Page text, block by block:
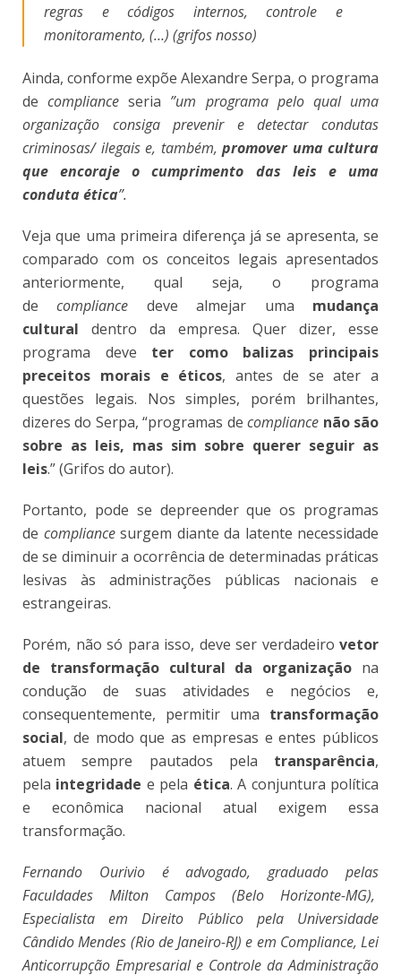
regras e códigos internos, controle e
monitoramento, (…) (grifos nosso)
Ainda, conforme expõe Alexandre Serpa, o programa
decompliance seria ”um programa pelo qual uma
organização consiga prevenir e detectar condutas
criminosas/ ilegais e, também, promover uma cultura
que encoraje o cumprimento das leis e uma
conduta ética”.
Veja que uma primeira diferença já se apresenta, se
comparado com os conceitos legais apresentados
anteriormente, qual seja, o programa
decompliance deve almejar uma mudança
cultural dentro da empresa. Quer dizer, esse
programa deve ter como balizas principais
preceitos morais e éticos, antes de se ater a
questões legais. Nos simples, porém brilhantes,
dizeres do Serpa, “programas decompliance não são
sobre as leis, mas sim sobre querer seguir as
leis.” (Grifos do autor).
Portanto, pode se depreender que os programas
de compliancesurgem diante da latente necessidade
de se diminuir a ocorrência de determinadas práticas
lesivas às administrações públicas nacionais e
estrangeiras.
Porém, não só para isso, deve ser verdadeiro vetor
de transformação cultural da organização na
condução de suas atividades e negócios e,
consequentemente, permitir uma transformação
social, de modo que as empresas e entes públicos
atuem sempre pautados pela transparência,
pela integridade e pela ética. A conjuntura política
e econômica nacional atual exigem essa
transformação.
Fernando Ourivio é advogado, graduado pelas
Faculdades Milton Campos (Belo Horizonte-MG),
Especialista em Direito Público pela Universidade
Cândido Mendes (Rio de Janeiro-RJ) e em Compliance, Lei
Anticorrupção Empresarial e Controle da Administração